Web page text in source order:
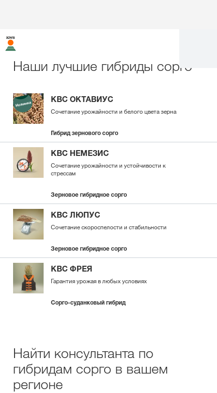
Наши лучшие гибриды сорго
КВС ОКТАВИУС
Сочетание урожайности и белого цвета зерна
Гибрид зернового сорго
КВС НЕМЕЗИС
Сочетание урожайности и устойчивости к
стрессам
Зерновое гибридное сорго
КВС ЛЮПУС
Сочетание скороспелости и стабильности
Зерновое гибридное сорго
КВС ФРЕЯ
Гарантия урожая в любых условиях
Сорго-суданковый гибрид
Найти консультанта по
гибридам сорго в вашем
регионе